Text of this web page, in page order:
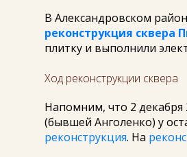
В Александровском
реконструкция сквера
плитку и выполнили
Ход реконструкции сквера
Напомним, что 2 декабря
(бывшей Анголенко) у
реконструкция. На